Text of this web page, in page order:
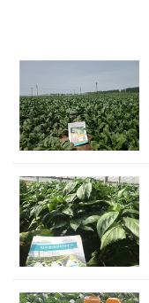
周喷施一次。5、冲
灌：亩用量2-3公斤
进水75%后再进肥效
佳。
(2019)准字15306号
灌及无土栽培和营
配方施肥。1、苗期
滴灌:3-5kg/亩/次
公顷/次)。2、花前花
生长前期︰冲施、滴
5kg/亩/次配合大量
溶肥一起使用，花芽
苞饱满，座果率高